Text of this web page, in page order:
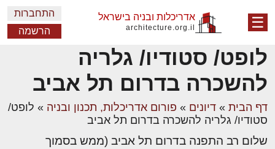
☰ אדריכלות ובניה בישראל
architecture.org.il
התחברות
הרשמה
לופט/ סטודיו/ גלריה
להשכרה בדרום תל אביב
דף הבית » דיונים » פורום אדריכלות, תכנון ובניה » לופט/
סטודיו/ גלריה להשכרה בדרום תל אביב
שלום רב התפנה בדרום תל אביב (ממש בסמוך